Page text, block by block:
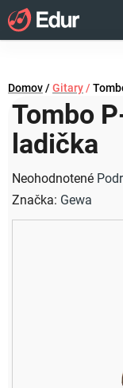
Prejsť
na
obsah
Domov/ Gitary /
Tombo
ladička
Priemerné
hodnotenie
produktu
Neohodnotené
Značka: Gewa